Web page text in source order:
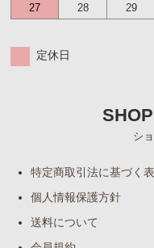
27
28 29
定休日
シ
特定商取引法に基づく
個人情報保護方針
送料について